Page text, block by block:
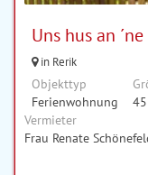
Uns hus an
in Rerik
Objekttyp
Ferienwohnung
Vermieter
Frau Renate